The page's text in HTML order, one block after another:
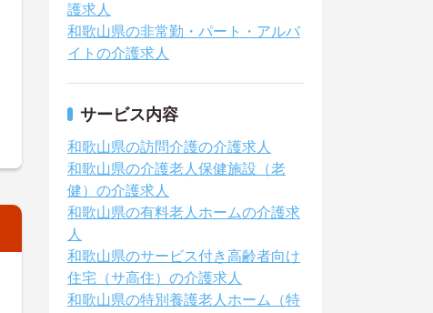
護求人
和歌山県の非常勤・パート・アルバ
イトの介護求人
サービス内容
和歌山県の訪問介護の介護求人
和歌山県の介護老人保健施設（老
健）の介護求人
和歌山県の有料老人ホームの介護求
人
和歌山県のサービス付き高齢者向け
住宅（サ高住）の介護求人
和歌山県の特別養護老人ホーム（特